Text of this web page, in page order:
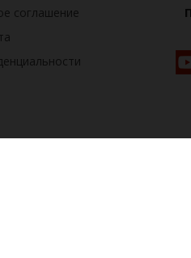
соглашение